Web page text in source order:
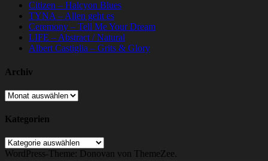
Citizen – Halcyon Blues
TYNA – Allen geht es
Ceremony – Tell Me Your Dream
LIFE – Abstract / Natural
Albert Castiglia – Grits & Glory
Archiv
Archiv
Kategorien
Kategorien
WordPress-Theme: Donovan von ThemeZee.